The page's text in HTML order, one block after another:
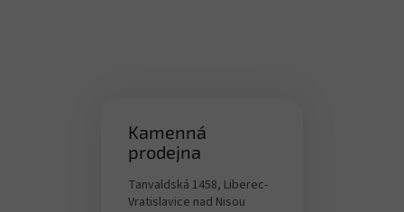
Kamenná
prodejna
Tanvaldská 1458, Liberec-
Vratislavice nad Nisou